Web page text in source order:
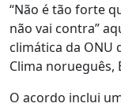
“Não é tão forte
não vai contra”
climática da ONU
Clima norueguês,
O acordo inclui